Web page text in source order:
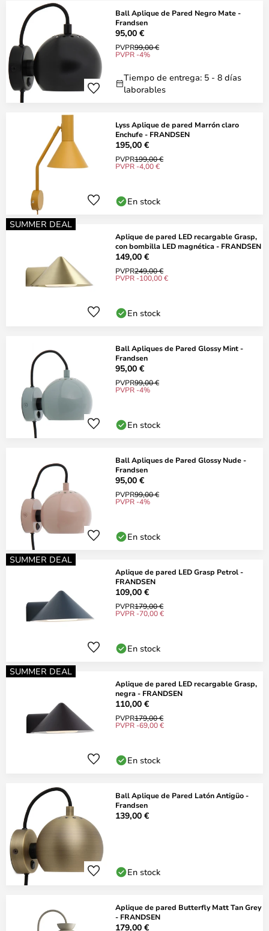
Ball Aplique de Pared Negro Mate -
Frandsen
95,00 €
PVPR99,00 €
PVPR -4%
Tiempo de entrega: 5 - 8 días
laborables
Lyss Aplique de pared Marrón claro
Enchufe - FRANDSEN
195,00 €
PVPR199,00 €
PVPR -4,00 €
En stock
SUMMER DEAL
Aplique de pared LED recargable Grasp,
con bombilla LED magnética - FRANDSEN
149,00 €
PVPR249,00 €
PVPR -100,00 €
En stock
Ball Apliques de Pared Glossy Mint -
Frandsen
95,00 €
PVPR99,00 €
PVPR -4%
En stock
Ball Apliques de Pared Glossy Nude -
Frandsen
95,00 €
PVPR99,00 €
PVPR -4%
En stock
SUMMER DEAL
Aplique de pared LED Grasp Petrol -
FRANDSEN
109,00 €
PVPR179,00 €
PVPR -70,00 €
En stock
SUMMER DEAL
Aplique de pared LED recargable Grasp,
negra - FRANDSEN
110,00 €
PVPR179,00 €
PVPR -69,00 €
En stock
Ball Aplique de Pared Latón Antigüo -
Frandsen
139,00 €
En stock
Aplique de pared Butterfly Matt Tan Grey
- FRANDSEN
179,00 €